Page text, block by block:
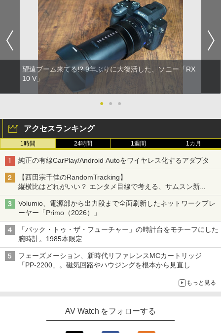
望遠ブーム来てる!? 9年ぶりに大復活した、ソニー「RX
10 V」
● ● ●
アクセスランキング
1時間 24時間 1週間 1カ月
純正の有線CarPlay/Android Autoをワイヤレス化するアダプタ
【西田宗千佳のRandomTracking】
縦横比はどれがいい？ エンタメ目線で考える、サムスン新
「Galaxy Z Fold」
Volumio、電源部から出力段まで全面刷新したネットワークプレ
ーヤー「Primo（2026）」
「バック・トゥ・ザ・フューチャー」の時計台をモチーフにした
腕時計。1985本限定
フェーズメーション、新時代リファレンスMCカートリッジ
「PP-2200」。磁気回路やハウジングを根本から見直し
もっと見る
AV Watch をフォローする